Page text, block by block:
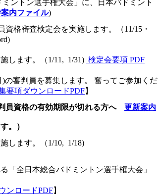
ントン選手権大会」に、日本バドミント
内ファイル)
資格審査検定会を実施します。
（11/15・
します。 （1/11, 1/31) 検定会要項 PDF
の審判員を募集します。 奮ってご参加くだ
要項ダウンロードPDF】
員資格の有効期限が切れる方へ 更新案内
。）
します。
（1/10, 1/18)
「全日本総合バドミントン選手権大会」
ンロードPDF】